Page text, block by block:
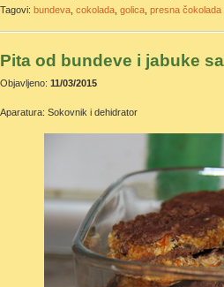
Tagovi: bundeva cokolada golica presna čokolada
Pita od bundeve i jabuke
Objavljeno: 11/03/2015
Aparatura: Sokovnik i dehidrator